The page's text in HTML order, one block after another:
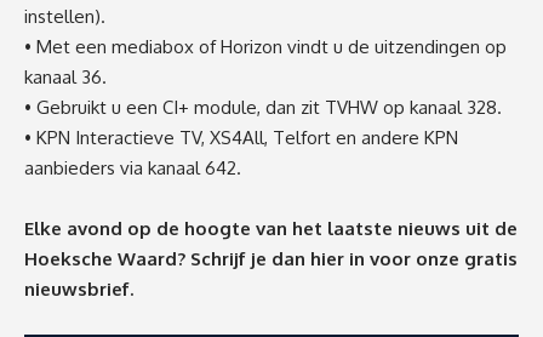
instellen).
• Met een mediabox of Horizon vindt u de uitzendingen op
kanaal 36.
• Gebruikt u een CI+ module, dan zit TVHW op kanaal 328.
• KPN Interactieve TV, XS4All, Telfort en andere KPN
aanbieders via kanaal 642.
Elke avond op de hoogte van het laatste nieuws uit de
Hoeksche Waard? Schrijf je dan hier in voor onze gratis
nieuwsbrief.